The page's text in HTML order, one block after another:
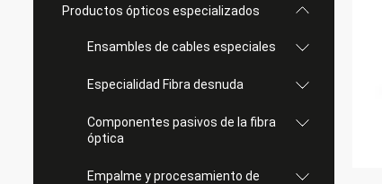
Productos ópticos especializados
Ensambles de cables especiales
Especialidad Fibra desnuda
Componentes pasivos de la fibra
óptica
Empalme y procesamiento de